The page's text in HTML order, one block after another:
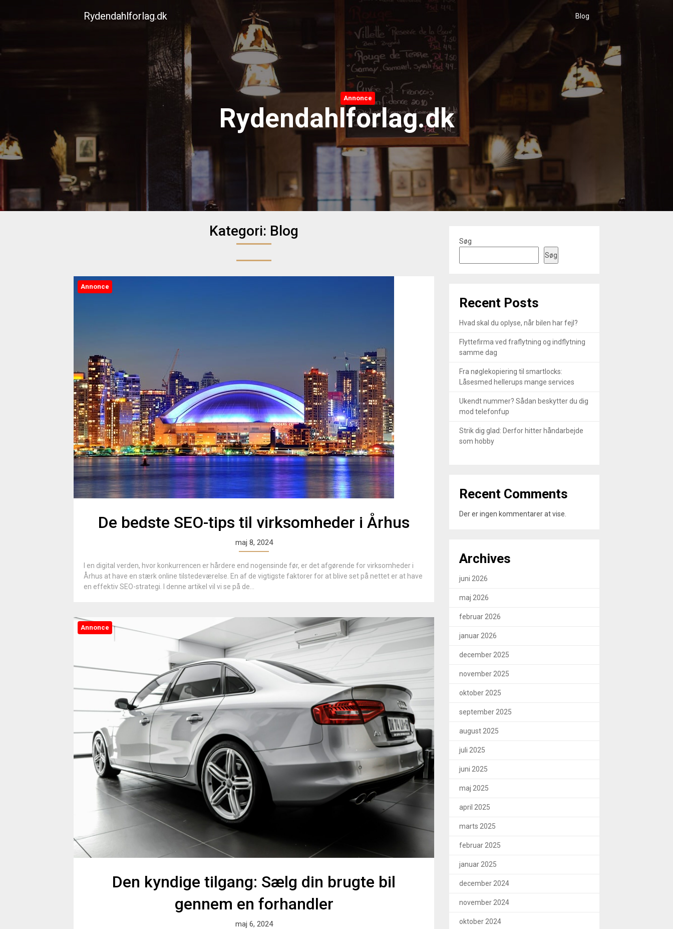
Rydendahlforlag.dk Blog
Annonce
Rydendahlforlag.dk
Kategori: Blog
Annonce
De bedste SEO-tips til virksomheder i Århus
maj 8, 2024
I en digital verden, hvor konkurrencen er hårdere end nogensinde før, er det afgørende for virksomheder i
Århus at have en stærk online tilstedeværelse. En af de vigtigste faktorer for at blive set på nettet er at have
en effektiv SEO-strategi. I denne artikel vil vi se på de...
Annonce
Den kyndige tilgang: Sælg din brugte bil
gennem en forhandler
maj 6, 2024
Søg
Søg
Recent Posts
Hvad skal du oplyse, når bilen har fejl?
Flyttefirma ved fraflytning og indflytning
samme dag
Fra nøglekopiering til smartlocks:
Låsesmed hellerups mange services
Ukendt nummer? Sådan beskytter du dig
mod telefonfup
Strik dig glad: Derfor hitter håndarbejde
som hobby
Recent Comments
Der er ingen kommentarer at vise.
Archives
juni 2026
maj 2026
februar 2026
januar 2026
december 2025
november 2025
oktober 2025
september 2025
august 2025
juli 2025
juni 2025
maj 2025
april 2025
marts 2025
februar 2025
januar 2025
december 2024
november 2024
oktober 2024